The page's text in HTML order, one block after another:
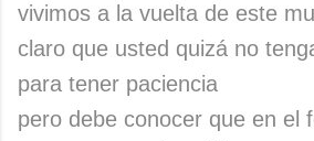
vivimos a la vuelta de este
claro que usted quizá no
para tener paciencia
pero debe conocer que en el